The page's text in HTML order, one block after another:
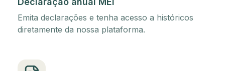
Emita declarações e tenha acesso a históricos
diretamente da nossa plataforma.